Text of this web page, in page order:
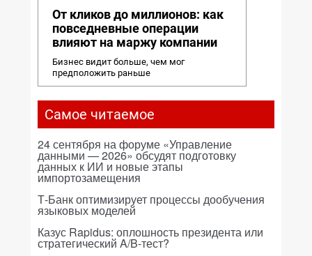
От кликов до миллионов: как
повседневные операции
влияют на маржу компании
Бизнес видит больше, чем мог
предположить раньше
Самое читаемое
24 сентября на форуме «Управление
данными — 2026» обсудят подготовку
данных к ИИ и новые этапы
импортозамещения
Т-Банк оптимизирует процессы дообучения
языковых моделей
Казус Rapidus: оплошность президента или
стратегический A/B-тест?